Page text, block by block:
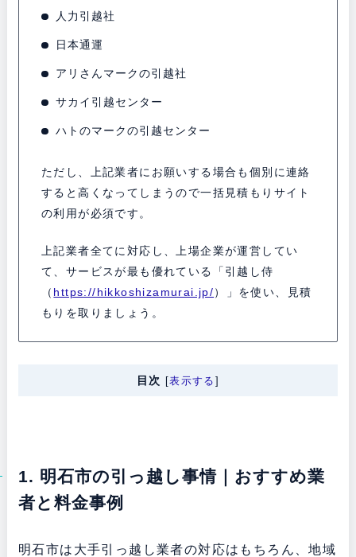
人力引越社
日本通運
アリさんマークの引越社
サカイ引越センター
ハトのマークの引越センター
ただし、上記業者にお願いする場合も個別に連絡
すると高くなってしまうので一括見積もりサイト
の利用が必須です。
上記業者全てに対応し、上場企業が運営してい
て、サービスが最も優れている「引越し侍
（ https://hikkoshizamurai.jp/）」を使い、見積
もりを取りましょう。
目次 [表示する ]
1. 明石市の引っ越し事情｜おすすめ業
者と料金事例
明石市は大手引っ越し業者の対応はもちろん、地域